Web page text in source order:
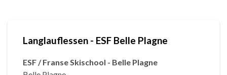
Langlauflessen - ESF Belle Plagne
ESF / Franse Skischool - Belle Plagne